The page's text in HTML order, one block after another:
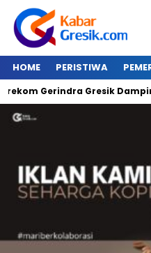
HOME PERISTIWA
Gresik Dampingi